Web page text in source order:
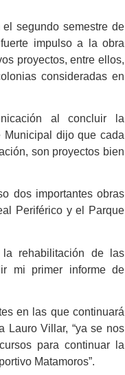
segundo semestre de
impulso a la obra
proyectos, entre ellos,
consideradas en
al concluir la
Municipal dijo que cada
son proyectos bien
dos importantes obras
Periférico y el Parque
rehabilitación de las
mi primer informe de
en las que continuará
Lauro Villar, “ya se nos
para continuar la
Matamoros”.